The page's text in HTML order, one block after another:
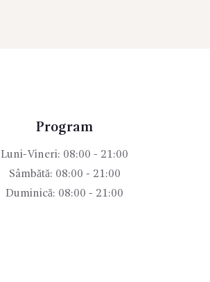
Program
Luni-Vineri: 08:00 - 21:00
Sâmbătă: 08:00 - 21:00
Duminică: 08:00 - 21:00